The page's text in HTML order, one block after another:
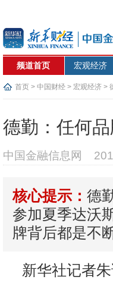
频道首页 宏观经济
首页 > 中国财经 > 宏观经济 >
德勤：任何
中国金融信息网
核心提示： 德
参加夏季达沃
牌背后都是不
新华社记者